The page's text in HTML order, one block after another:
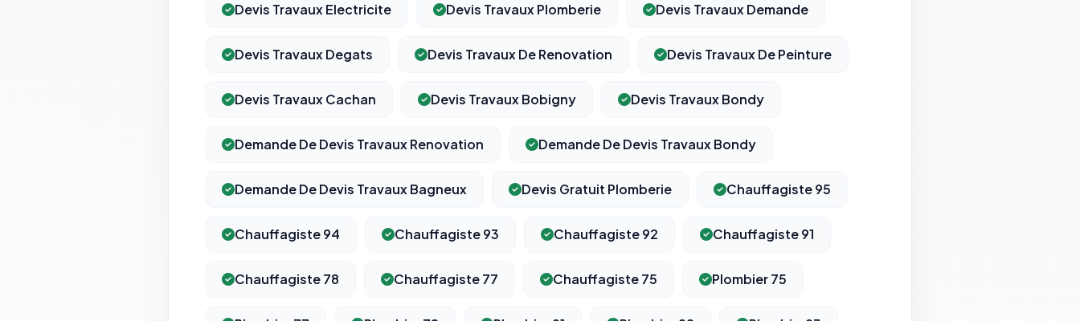
Devis Travaux Electricite Devis Travaux Plomberie Devis Travaux Demande
Devis Travaux Degats Devis Travaux De Renovation Devis Travaux De Peinture
Devis Travaux Cachan Devis Travaux Bobigny Devis Travaux Bondy
Demande De Devis Travaux Renovation Demande De Devis Travaux Bondy
Demande De Devis Travaux Bagneux Devis Gratuit Plomberie Chauffagiste 95
Chauffagiste 94 Chauffagiste 93 Chauffagiste 92 Chauffagiste 91
Chauffagiste 78 Chauffagiste 77 Chauffagiste 75 Plombier 75